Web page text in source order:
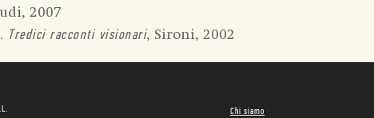
2007
Tredici racconti visionari, Sironi, 2002
Chi siamo